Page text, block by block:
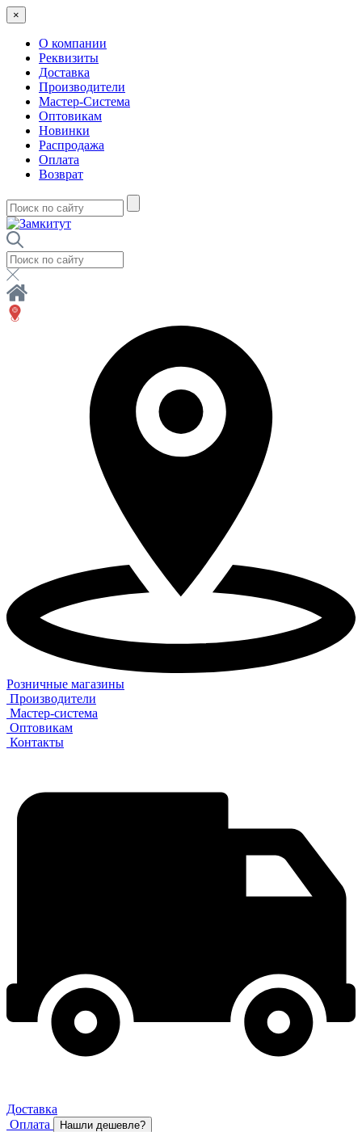
×
О компании
Реквизиты
Доставка
Производители
Мастер-Система
Оптовикам
Новинки
Распродажа
Оплата
Возврат
Розничные магазины
Производители
Мастер-система
Оптовикам
Контакты
Доставка
Оплата
Нашли дешевле?